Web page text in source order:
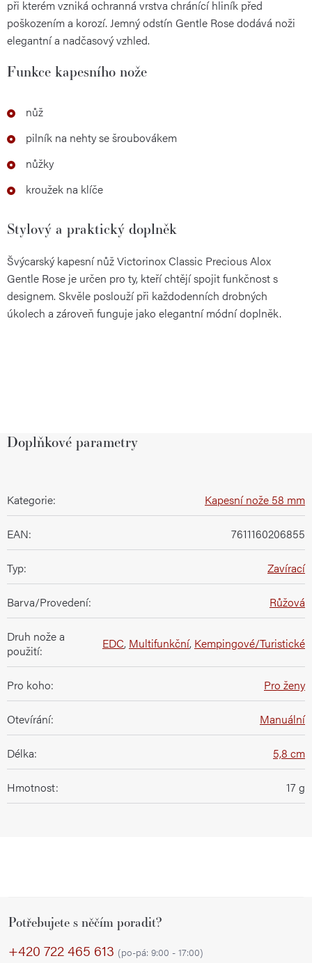
při kterém vzniká ochranná vrstva chránící hliník před
poškozením a korozí. Jemný odstín Gentle Rose dodává noži
elegantní a nadčasový vzhled.
Funkce kapesního nože
nůž
pilník na nehty se šroubovákem
nůžky
kroužek na klíče
Stylový a praktický doplněk
Švýcarský kapesní nůž Victorinox Classic Precious Alox
Gentle Rose je určen pro ty, kteří chtějí spojit funkčnost s
designem. Skvěle poslouží při každodenních drobných
úkolech a zároveň funguje jako elegantní módní doplněk.
Doplňkové parametry
Kategorie: Kapesní nože 58 mm
EAN: 7611160206855
Typ: Zavírací
Barva/Provedení: Růžová
Druh nože a
použití: EDC, Multifunkční, Kempingové/Turistické
Pro koho: Pro ženy
Otevírání: Manuální
Délka: 5,8 cm
Hmotnost: 17 g
Potřebujete s něčím poradit?
+420 722 465 613 (po-pá: 9:00 - 17:00)